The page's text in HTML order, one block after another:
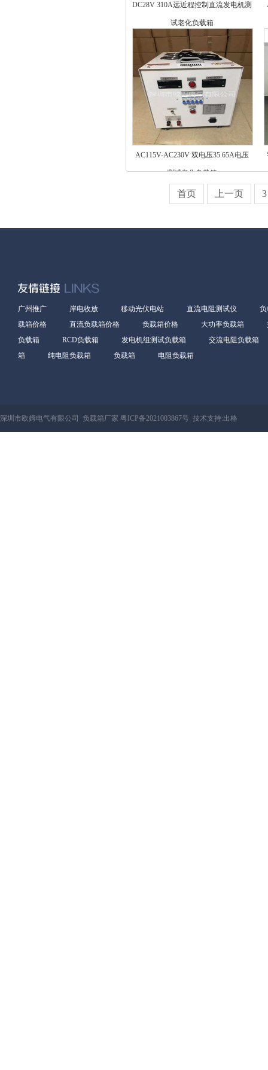
DC28V 310A远近程控制直流发电机测
试老化负载箱
AC115V-AC230V 双电压35.65A电压
测试老化负载箱
首页 上一页 3
广州推广 岸电收放 移动光伏电站 直流电阻测试仪
载箱价格
直流负载箱价格 负载箱价格 大功率负载箱
负载箱
RCD负载箱 发电机组测试负载箱
交流电阻负载箱
箱
纯电阻负载箱 负载箱 电阻负载箱
深圳市欧姆电气有限公司 负载箱厂家 粤ICP备2021003867号 技术支持:出格